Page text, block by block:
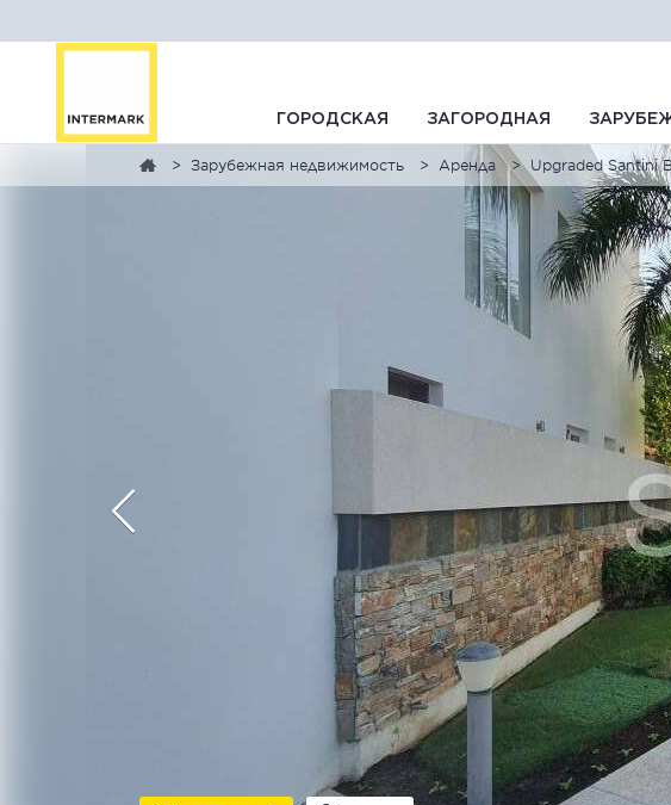
ГОРОДСКАЯ ЗАГОРОДНАЯ
Зарубежная недвижимость Аренда Upgraded Santini